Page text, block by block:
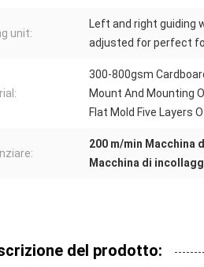
unit:
Left and right guiding
adjusted for perfect
300-800gsm
Mount And Mounting
Flat Mold Five Layers
200 m/min Macchina
Macchina di
del prodotto: